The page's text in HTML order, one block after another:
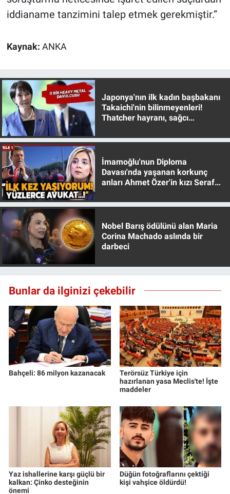
iddianame tanzimini talep etmek gerekmiştir.”
Kaynak: ANKA
Japonya'nın ilk kadın başbakanı
Takaichi'nin bilinmeyenleri!
Thatcher hayranı, sağcı
İmamoğlu'nun Diploma
Davası'nda yaşanan korkunç
anları Ahmet Özer'in kızı Seraf
Nobel Barış ödülünü alan Maria
Corina Machado aslında bir
darbeci
Bunlar da ilginizi çekebilir
Bahçeli: 86 milyon kazanacak
Terörsüz Türkiye için
hazırlanan yasa Meclis'te! İşte
maddeler
Yaz ishallerine karşı güçlü bir
kalkan: Çinko desteğinin
önemi
Düğün fotoğraflarını çektiği
kişi vahşice öldürdü!